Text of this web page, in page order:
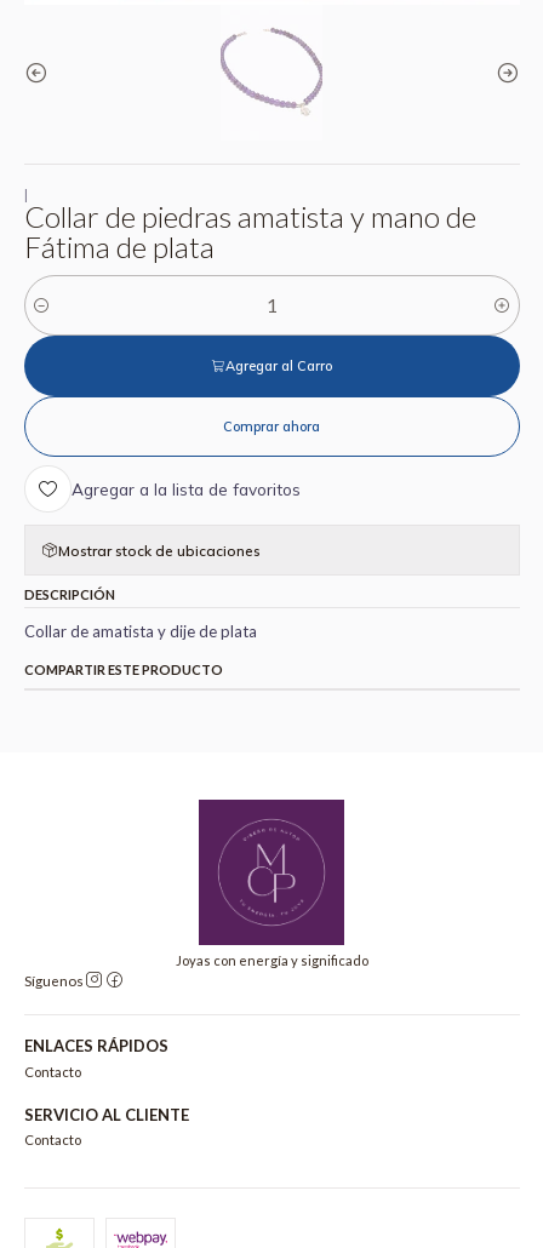
Collar de piedras amatista y mano de
Fátima de plata
Cantidad
Agregar al Carro
Comprar ahora
Agregar a la lista de favoritos
Mostrar stock de ubicaciones
DESCRIPCIÓN
Collar de amatista y dije de plata
COMPARTIR ESTE PRODUCTO
Joyas con energía y significado
Síguenos
ENLACES RÁPIDOS
Contacto
SERVICIO AL CLIENTE
Contacto